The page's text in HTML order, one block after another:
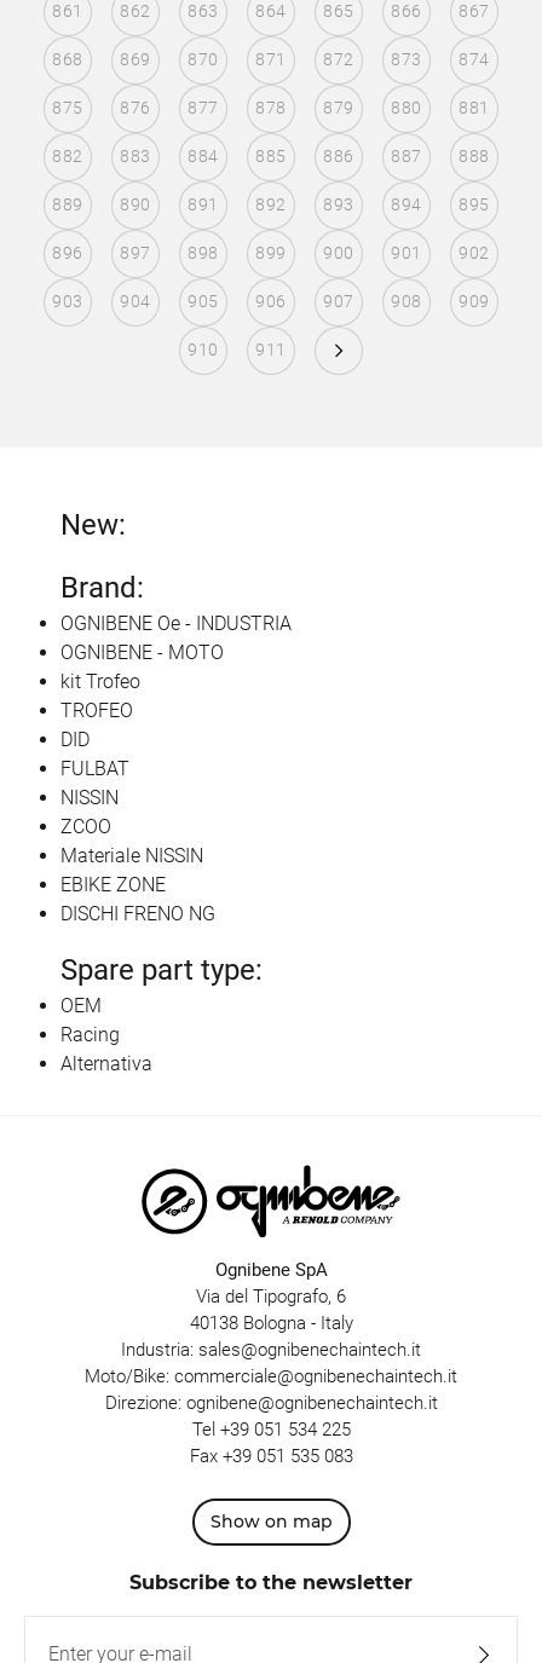
861 862 863 864 865 866 867
868 869 870 871 872 873 874
875 876 877 878 879 880 881
882 883 884 885 886 887 888
889 890 891 892 893 894 895
896 897 898 899 900 901 902
903 904 905 906 907 908 909
910 911
New:
Brand:
OGNIBENE Oe - INDUSTRIA
OGNIBENE - MOTO
kit Trofeo
TROFEO
DID
FULBAT
NISSIN
ZCOO
Materiale NISSIN
EBIKE ZONE
DISCHI FRENO NG
Spare part type:
OEM
Racing
Alternativa
Ognibene SpA
Via del Tipografo, 6
40138 Bologna - Italy
Industria: sales@ognibenechaintech.it
Moto/Bike: commerciale@ognibenechaintech.it
Direzione: ognibene@ognibenechaintech.it
Tel +39 051 534 225
Fax +39 051 535 083
Show on map
Subscribe to the newsletter